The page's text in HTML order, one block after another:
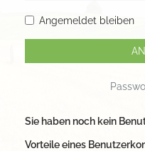
Angemeldet bleiben
Sie haben noch kein
Vorteile eines